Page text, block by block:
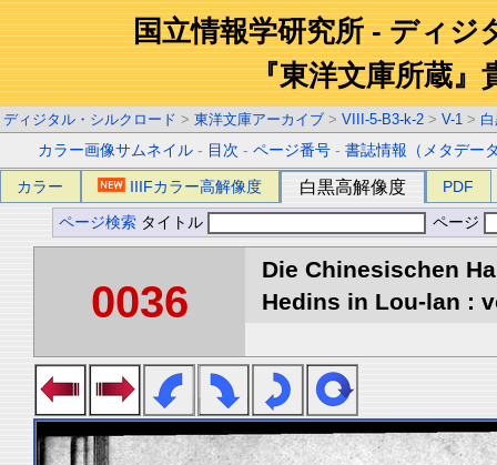
国立情報学研究所 - ディジ
『東洋文庫所蔵』
ディジタル・シルクロード > 東洋文庫アーカイブ > VIII-5-B3-k-2 > V-1 >
カラー画像サムネイル - 目次 -ページ番号 -書誌情報（メタデー
カラー IIIFカラー高解像度 白黒高解像度 PDF
ページ検索 タイトル ページ
0036
Die Chinesischen
Hedins in Lou-lan :